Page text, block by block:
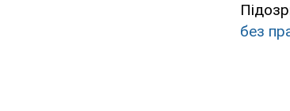
без